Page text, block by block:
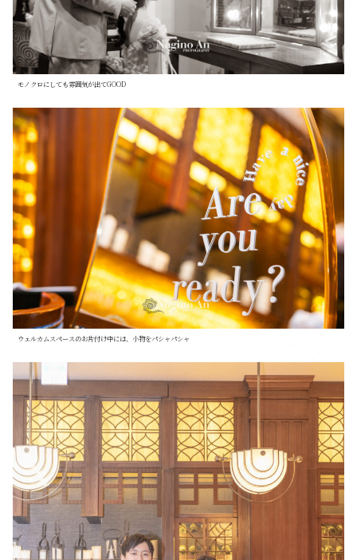
モノクロにしても雰囲気が出てGOOD
ウェルカムスペースのお片付け中には、小物をパシャパシャ